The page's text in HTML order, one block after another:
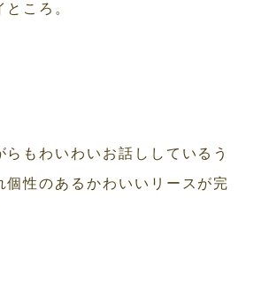
ところ。
らもわいわいお話ししているう
個性のあるかわいいリースが完